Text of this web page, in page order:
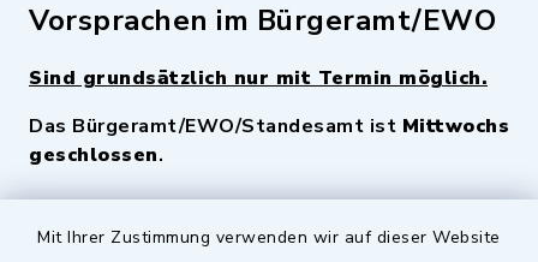
Mit Ihrer Zustimmung verwenden wir auf dieser Website
Vorsprachen im Bürgeramt/EWO
Sind grundsätzlich nur mit Termin möglich.
Das Bürgeramt/EWO/Standesamt ist Mittwochs
geschlossen.
Quicklinks